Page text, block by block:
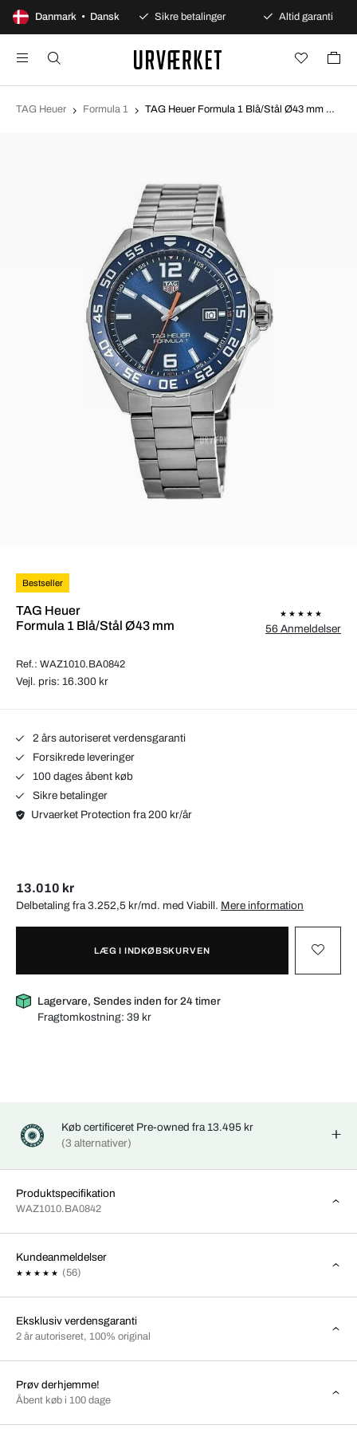
Danmark • Dansk
100 dages åbent køb Sikre betalinger Altid garanti
TAG Heuer Formula 1 TAG Heuer Formula 1 Blå/Stål Ø43 mm WAZ1010.BA0842
Bestseller
TAG Heuer
Formula 1 Blå/Stål Ø43 mm
Ref.: WAZ1010.BA0842
56 Anmeldelser
Vejl. pris: 16.300 kr
2 års autoriseret verdensgaranti
Forsikrede leveringer
100 dages åbent køb
Sikre betalinger
Urvaerket Protection fra 200 kr/år
13.010 kr
Delbetaling fra 3.252,5 kr/md. med Viabill. Mere information
LÆG I INDKØBSKURVEN
Lagervare, Sendes inden for 24 timer
Fragtomkostning:39 kr
Køb certificeret Pre-owned fra 13.495 kr
(3 alternativer)
Produktspecifikation
WAZ1010.BA0842
Kundeanmeldelser
(56)
Eksklusiv verdensgaranti
2 år autoriseret, 100% original
Prøv derhjemme!
Åbent køb i 100 dage